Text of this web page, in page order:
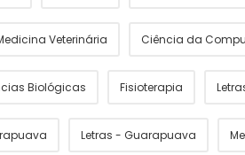
Veterinária Ciência da
Biológicas Fisioterapia
Letras - Guarapuava